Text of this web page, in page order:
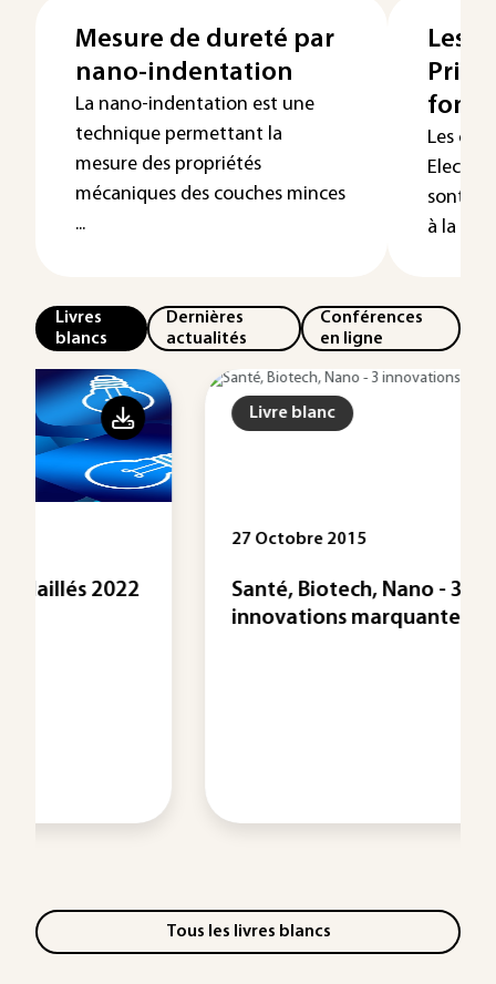
Mesure de dureté par
nano-indentation
La nano-indentation est une
technique permettant la
mesure des propriétés
mécaniques des couches minces
...
Les
Les
Electro
sont
à la
Livres
blancs
Dernières
actualités
Conférences
en ligne
Livre blanc
Santé, Biotech, Nano - 3
innovations marquantes de 2015
Tous les livres blancs